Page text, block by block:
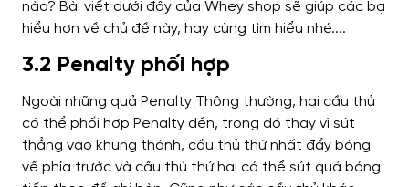
3.2 Penalty phối hợp
Ngoài những quả Penalty Thông thường, hai cầu thủ
có thể phối hợp Penalty đền, trong đó thay vì sút
thẳng vào khung thành, cầu thủ thứ nhất đẩy bóng
về phía trước và cầu thủ thứ hai có thể sút quả bóng